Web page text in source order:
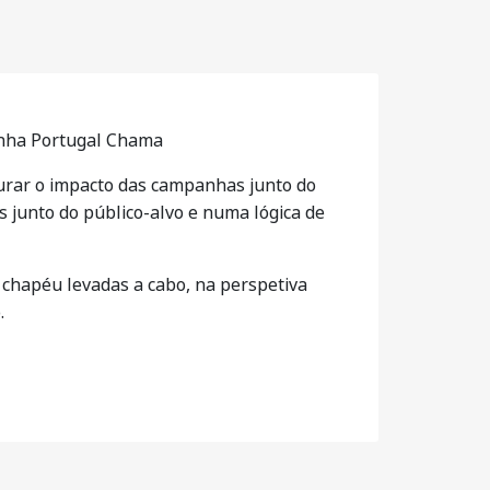
Portugal Chama
o impacto das campanhas junto do
do público-alvo e numa lógica de
levadas a cabo, na perspetiva